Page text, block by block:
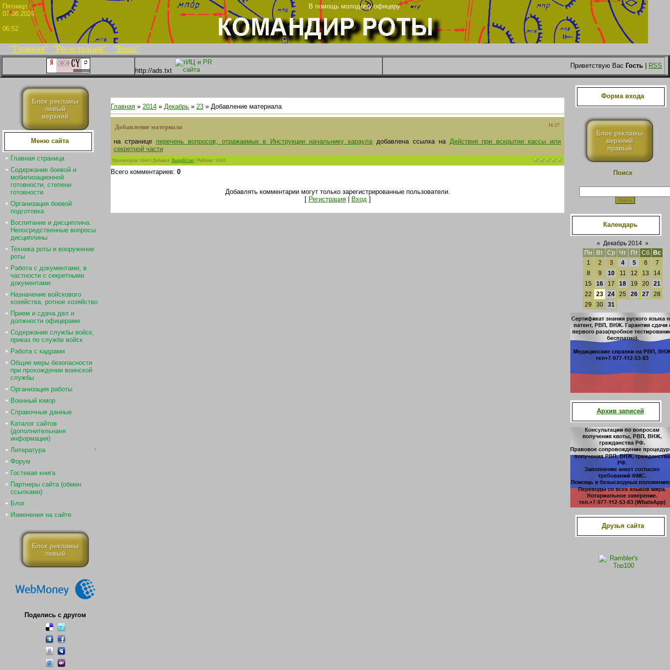
"Главная" "Регистрация" "Вход"
Пятница
В помощь молодому офицеру
07.08.2026
06:52
http://ads.txt
Приветствую Вас Гость RSS
Блок рекламы
левый
верхний
Меню сайта
Главная страница
Содержание боевой и
мобилизационной
готовности, степени
готовности
Организация боевой
подготовка
Воспитание и дисциплина.
Непосредственные вопросы
дисциплины
Техника роты и вооружение
роты
Работа с документами, в
частности с секретными
документами
Назначение войскового
хозяйства, ротное хозяйство
Прием и сдача дел и
должности офицерами
Содержание службы войск,
приказ по службе войск
Работа с кадрами
Общие меры безопасности
при прохождении воинской
службы
Организация работы
Военный юмор
Справочные данные
Каталог сайтов
(дополнительнаня
информация)
Литература
Форум
Гостевая книга
Партнеры сайта (обмен
ссылками)
Блог
Изменения на сайте
Блок рекламы
левый
Поделись с другом
Главная » 2014 » Декабрь » 23 » Добавление материала
16:27
Добавление материала
на странице перечень вопросов, отражаемых в Инструкции начальнику карауладобавлена ссылка на Действия при вскрытии кассы или
секретной части
Просмотров: 1644|Добавил: ВещийОлег|Рейтинг: 0.0/0
Всего комментариев: 0
Добавлять комментарии могут только зарегистрированные пользователи.
[ Регистрация| Вход]
Форма входа
Блок рекламы
верхний
правый
Поиск
Календарь
« Декабрь 2014 »
Пн
Вт Ср Чт Пт Сб
Вс
1
2 3 4 5 6
7
8
9 10 11 12 13
14
15
16 17 18 19 20
21
22
23 24 25 26 27
28
29
30 31
Архив записей
Друзья сайта